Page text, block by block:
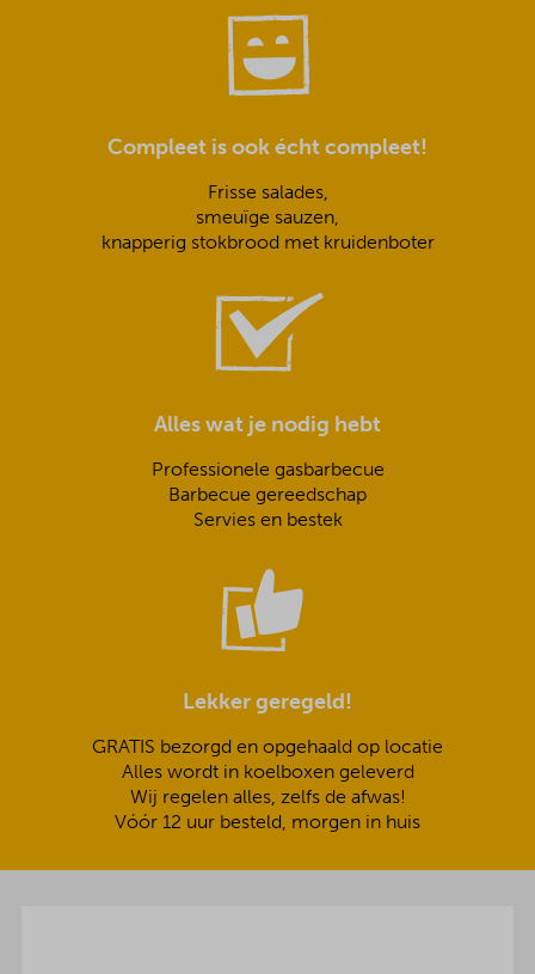
Compleet is ook écht compleet!
Frisse salades,
smeuïge sauzen,
knapperig stokbrood met kruidenboter
Alles wat je nodig hebt
Professionele gasbarbecue
Barbecue gereedschap
Servies en bestek
Lekker geregeld!
GRATIS bezorgd en opgehaald op locatie
Alles wordt in koelboxen geleverd
Wij regelen alles, zelfs de afwas!
Vóór 12 uur besteld, morgen in huis